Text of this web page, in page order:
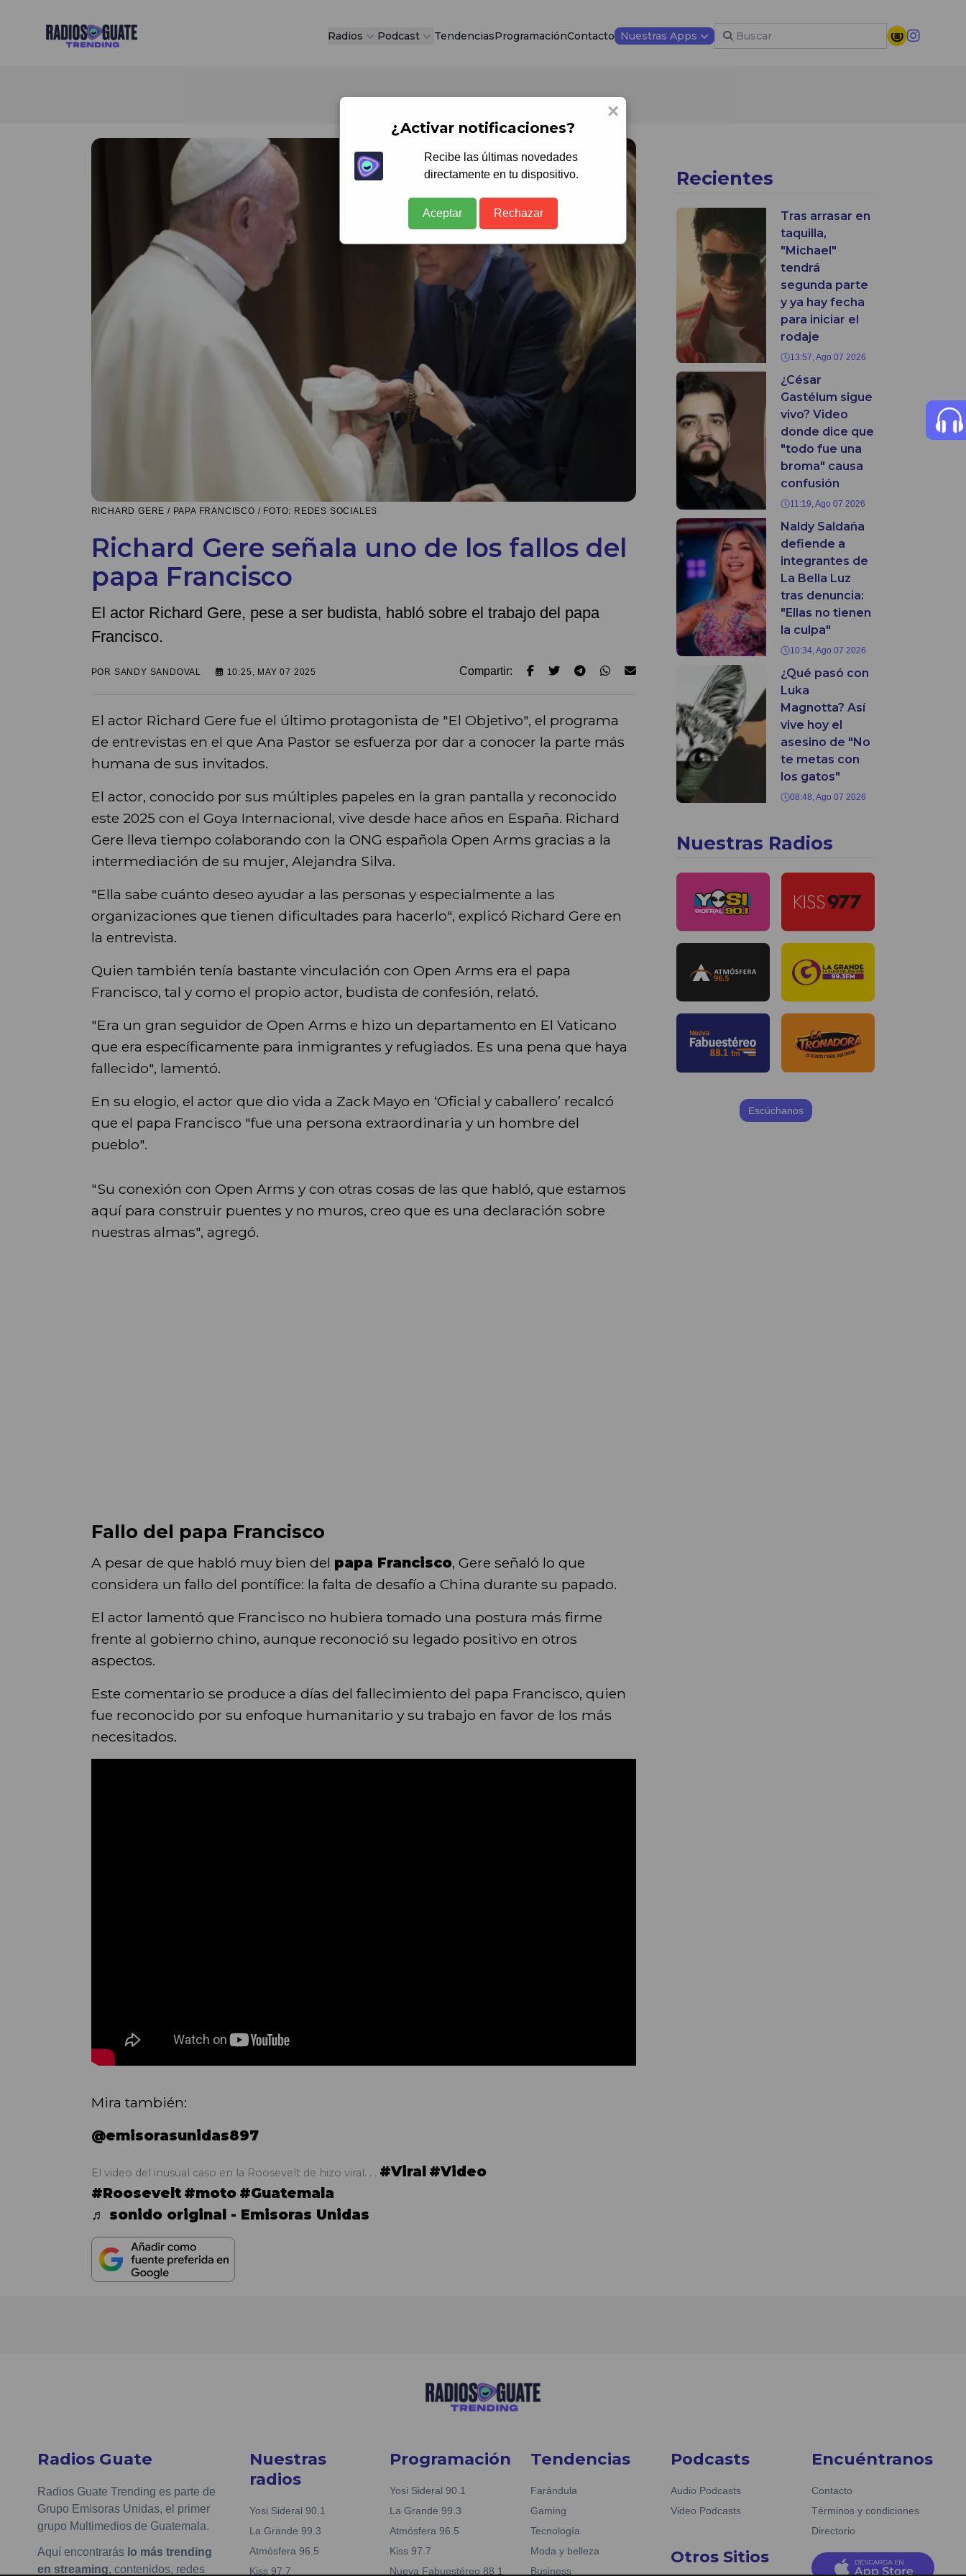
Radios Guate Radios Podcast TendenciasProgramaciónContacto Nuestras Apps
RICHARD GERE / PAPA FRANCISCO / FOTO: REDES SOCIALES
Richard Gere señala uno de los fallos del
papa Francisco
El actor Richard Gere, pese a ser budista, habló sobre el trabajo del papa
Francisco.
POR SANDY SANDOVAL 10:25, MAY 07 2025 Compartir:
El actor Richard Gere fue el último protagonista de "El Objetivo", el programa
de entrevistas en el que Ana Pastor se esfuerza por dar a conocer la parte más
humana de sus invitados.
El actor, conocido por sus múltiples papeles en la gran pantalla y reconocido
este 2025 con el Goya Internacional, vive desde hace años en España. Richard
Gere lleva tiempo colaborando con la ONG española Open Arms gracias a la
intermediación de su mujer, Alejandra Silva.
"Ella sabe cuánto deseo ayudar a las personas y especialmente a las
organizaciones que tienen dificultades para hacerlo", explicó Richard Gere en
la entrevista.
Quien también tenía bastante vinculación con Open Arms era el papa
Francisco, tal y como el propio actor, budista de confesión, relató.
"Era un gran seguidor de Open Arms e hizo un departamento en El Vaticano
que era específicamente para inmigrantes y refugiados. Es una pena que haya
fallecido", lamentó.
En su elogio, el actor que dio vida a Zack Mayo en ‘Oficial y caballero’ recalcó
que el papa Francisco "fue una persona extraordinaria y un hombre del
pueblo".
"Su conexión con Open Arms y con otras cosas de las que habló, que estamos
aquí para construir puentes y no muros, creo que es una declaración sobre
nuestras almas", agregó.
Fallo del papa Francisco
A pesar de que habló muy bien del papa Francisco, Gere señaló lo que
considera un fallo del pontífice: la falta de desafío a China durante su papado.
El actor lamentó que Francisco no hubiera tomado una postura más firme
frente al gobierno chino, aunque reconoció su legado positivo en otros
aspectos.
Este comentario se produce a días del fallecimiento del papa Francisco, quien
fue reconocido por su enfoque humanitario y su trabajo en favor de los más
necesitados.
Mira también:
@emisorasunidas897
El video del inusual caso en la Roosevelt de hizo viral. . . #Viral #Video
#Roosevelt #moto #Guatemala
♬ sonido original - Emisoras Unidas
Recientes
Tras arrasar en
taquilla,
"Michael"
tendrá
segunda parte
y ya hay fecha
para iniciar el
rodaje
13:57, Ago 07 2026
¿César
Gastélum sigue
vivo? Video
donde dice que
"todo fue una
broma" causa
confusión
11:19, Ago 07 2026
Naldy Saldaña
defiende a
integrantes de
La Bella Luz
tras denuncia:
"Ellas no tienen
la culpa"
10:34, Ago 07 2026
¿Qué pasó con
Luka
Magnotta? Así
vive hoy el
asesino de "No
te metas con
los gatos"
08:48, Ago 07 2026
Nuestras Radios
Escúchanos
Radios Guate
Radios Guate Trending es parte de
Grupo Emisoras Unidas, el primer
grupo Multimedios de Guatemala.
Aquí encontrarás lo más trending
en streaming, contenidos, redes
Nuestras
radios
Yosi Sideral 90.1
La Grande 99.3
Atmósfera 96.5
Kiss 97.7
Programación
Yosi Sideral 90.1
La Grande 99.3
Atmósfera 96.5
Kiss 97.7
Nueva Fabuestéreo 88.1
Tendencias
Farándula
Gaming
Tecnología
Moda y belleza
Business
Podcasts
Audio Podcasts
Video Podcasts
Otros Sitios
Encuéntranos
Contacto
Términos y condiciones
Directorio
×
¿Activar notificaciones?
Recibe las últimas novedades
directamente en tu dispositivo.
Aceptar Rechazar